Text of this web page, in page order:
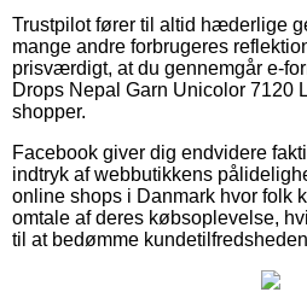
Trustpilot fører til altid hæderlige
mange andre forbrugeres
prisværdigt, at du gennemgår e-
Drops Nepal Garn Unicolor 7120
shopper.
Facebook giver dig endvidere
indtryk af webbutikkens
online shops i Danmark hvor folk
omtale af deres købsoplevelse,
til at bedømme